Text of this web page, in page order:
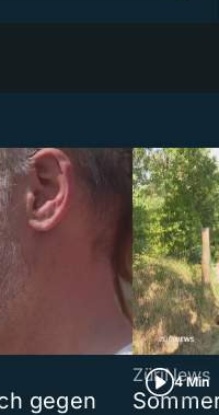
gegen
4 Min
ZüriNews